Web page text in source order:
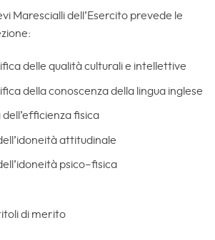
Marescialli dell’Esercito prevede le
delle qualità culturali e intellettive
della conoscenza della lingua inglese
fisica
attitudinale
psico–fisica
di merito